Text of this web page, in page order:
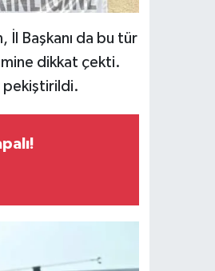
İl Başkanı da bu tür
dikkat çekti.
pekiştirildi.